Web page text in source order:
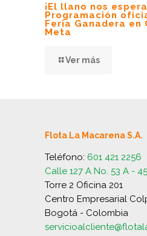
¡El llano nos
Programación
Feria Ganadera en
Meta
Ver más
Flota La Macarena S.A.
Teléfono: 601 421 2256
Calle 127 A No. 53 A - 45
Torre 2 Oficina 201
Centro Empresarial
Bogotá - Colombia